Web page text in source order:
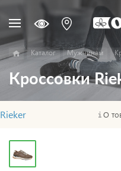
Каталог Мужчинам
Кроссовки
Rieker О